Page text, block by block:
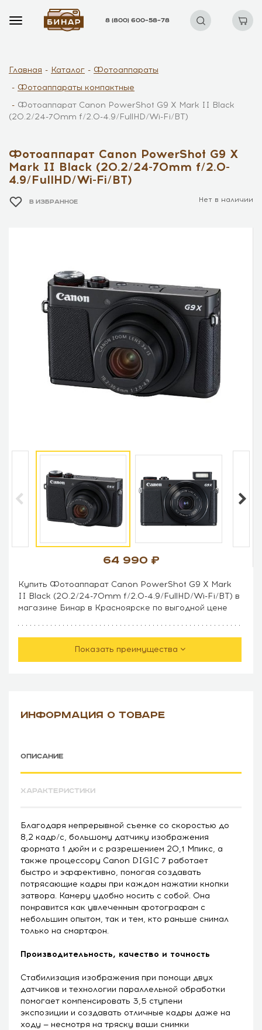
8 (800) 600–58–78
Главная Каталог
Фотоаппараты
Фотоаппараты компактные
Фотоаппарат Canon PowerShot G9 X Mark II Black
(20.2/24-70mm f/2.0-4.9/FullHD/Wi-Fi/BT)
Фотоаппарат Canon PowerShot G9 X
Mark II Black (20.2/24-70mm f/2.0-
4.9/FullHD/Wi-Fi/BT)
В ИЗБРАННОЕ Нет в наличии
64 990
Купить Фотоаппарат Canon PowerShot G9 X Mark
II Black (20.2/24-70mm f/2.0-4.9/FullHD/Wi-Fi/BT) в
магазине Бинар в Красноярске по выгодной цене
Показать преимущества
ИНФОРМАЦИЯ О ТОВАРЕ
ОПИСАНИЕ
ХАРАКТЕРИСТИКИ
Благодаря непрерывной съемке со скоростью до
8,2 кадр/с, большому датчику изображения
формата 1 дюйм и с разрешением 20,1 Мпикс, а
также процессору Canon DIGIC 7 работает
быстро и эффективно, помогая создавать
потрясающие кадры при каждом нажатии кнопки
затвора. Камеру удобно носить с собой. Она
понравится как увлеченным фотографам с
небольшим опытом, так и тем, кто раньше снимал
только на смартфон.
Производительность, качество и точность
Стабилизация изображения при помощи двух
датчиков и технологии параллельной обработки
помогает компенсировать 3,5 ступени
экспозиции и создавать отличные кадры даже на
ходу — несмотря на тряску ваши снимки